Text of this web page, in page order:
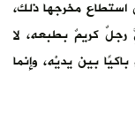
استطاع مخرجها ذلك،
رجلٌ كريمٌ بطبعه، لا
بين يديْه، وإنما